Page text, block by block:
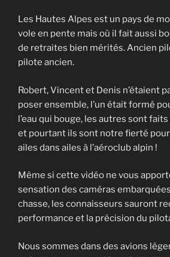
Les Hautes Alpes est un pays de
vole en pente mais où il fait aussi
de retraites bien mérités. Ancien
pilote ancien.
Robert, Vincent et Denis n’étaient
poser ensemble, l’un était formé
l’eau qui bouge, les autres sont faits
et pourtant ils sont notre fierté
ailes dans ailes à l’aéroclub alpin !
Même si cette vidéo ne vous
sensation des caméras
chasse, les connaisseurs sauront
performance et la précision du
Nous sommes dans des avions